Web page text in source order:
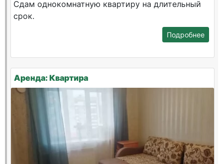
Сдам однокомнатную квартиру на длительный
срок.
Подробнее
Аренда: Квартира